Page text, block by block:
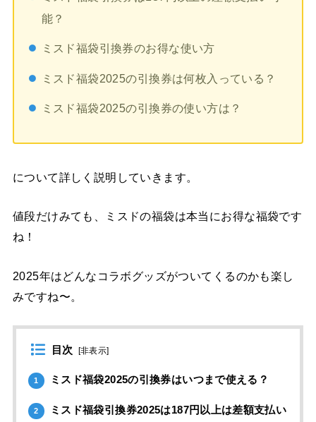
能？
ミスド福袋引換券のお得な使い方
ミスド福袋2025の引換券は何枚入っている？
ミスド福袋2025の引換券の使い方は？
について詳しく説明していきます。
値段だけみても、ミスドの福袋は本当にお得な福袋です
ね！
2025年はどんなコラボグッズがついてくるのかも楽し
みですね〜。
目次 [非表示]
1 ミスド福袋2025の引換券はいつまで使える？
2
ミスド福袋引換券2025は187円以上は差額支払い